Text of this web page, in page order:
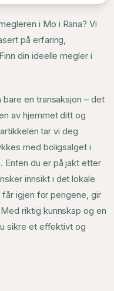
i Mo i Rana? Vi
på erfaring,
din ideelle megler i
en transaksjon – det
av hjemmet ditt og
tar vi deg
med boligsalget i
Enten du er på jakt etter
innsikt i det lokale
igjen for pengene, gir
riktig kunnskap og en
sikre et effektivt og